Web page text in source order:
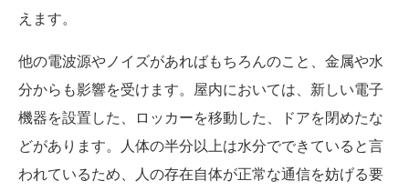
えます。
他の電波源やノイズがあればもちろんのこと、金属や水
分からも影響を受けます。屋内においては、新しい電子
機器を設置した、ロッカーを移動した、ドアを閉めたな
どがあります。人体の半分以上は水分でできていると言
われているため、人の存在自体が正常な通信を妨げる要